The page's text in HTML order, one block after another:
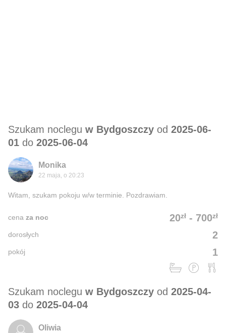
Szukam noclegu w Bydgoszczy od 2025-06-
01 do 2025-06-04
Monika
22 maja, o 20:23
Witam, szukam pokoju w/w terminie. Pozdrawiam.
20zł - 700zł
cena za noc
2
dorosłych
1
pokój
Szukam noclegu w Bydgoszczy od 2025-04-
03 do 2025-04-04
Oliwia